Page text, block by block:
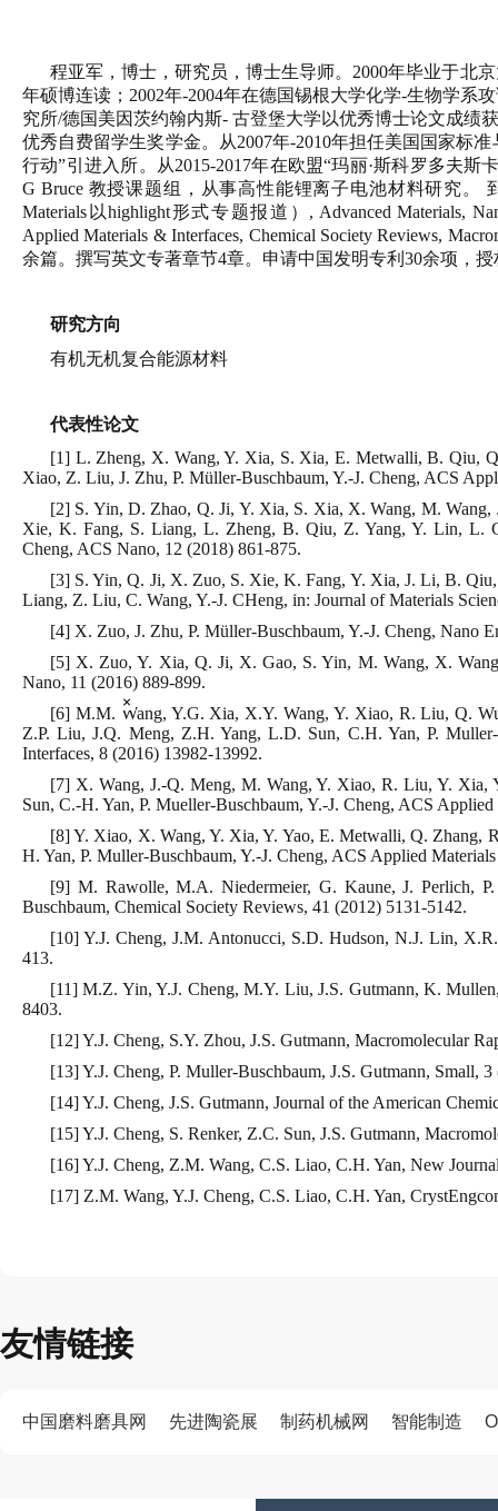
程亚军，博士，研究员，博士生导师。 2000年毕业于北
年硕博连读；2002年-2004年在德国锡根大学化学-生物学系
究所/德国美因茨约翰内斯- 古登堡大学以优秀博士论文成绩
优秀自费留学生奖学金。从2007年-2010年担任美国国家标
行动”引进入所。从2015-2017年在欧盟“玛丽·斯科罗多夫斯
G Bruce 教授课题组，从事高性能锂离子电池材料研究。
Materials以highlight形式专题报道）, Advanced Materials,
Applied Materials & Interfaces, Chemical Society Reviews,
余篇。撰写英文专著章节4章。申请中国发明专利30余项，授
研究方向
有机无机复合能源材料
代表性论文
[1] L. Zheng, X. Wang, Y. Xia, S. Xia, E. Metwalli, B. Qiu,
Xiao, Z. Liu, J. Zhu, P. Müller-Buschbaum, Y.-J. Cheng, ACS
[2] S. Yin, D. Zhao, Q. Ji, Y. Xia, S. Xia, X. Wang, M.
Xie, K. Fang, S. Liang, L. Zheng, B. Qiu, Z. Yang, Y. Lin, L.
Cheng, ACS Nano, 12 (2018) 861-875.
[3] S. Yin, Q. Ji, X. Zuo, S. Xie, K. Fang, Y. Xia, J. Li, B.
Liang, Z. Liu, C. Wang, Y.-J. CHeng, in: Journal of Materials
[4] X. Zuo, J. Zhu, P. Müller-Buschbaum, Y.-J. Cheng, Nano
[5] X. Zuo, Y. Xia, Q. Ji, X. Gao, S. Yin, M. Wang, X.
Nano, 11 (2016) 889-899.
[6] M.M. Wang, Y.G. Xia, X.Y. Wang, Y. Xiao, R. Liu, Q.
Z.P. Liu, J.Q. Meng, Z.H. Yang, L.D. Sun, C.H. Yan, P.
Interfaces, 8 (2016) 13982-13992.
[7] X. Wang, J.-Q. Meng, M. Wang, Y. Xiao, R. Liu, Y.
Sun, C.-H. Yan, P. Mueller-Buschbaum, Y.-J. Cheng, ACS
[8] Y. Xiao, X. Wang, Y. Xia, Y. Yao, E. Metwalli, Q.
H. Yan, P. Muller-Buschbaum, Y.-J. Cheng, ACS Applied
[9] M. Rawolle, M.A. Niedermeier, G. Kaune, J. Perlich,
Buschbaum, Chemical Society Reviews, 41 (2012) 5131-5142.
[10] Y.J. Cheng, J.M. Antonucci, S.D. Hudson, N.J. Lin,
413.
[11] M.Z. Yin, Y.J. Cheng, M.Y. Liu, J.S. Gutmann, K.
8403.
[12] Y.J. Cheng, S.Y. Zhou, J.S. Gutmann, Macromolecular
[13] Y.J. Cheng, P. Muller-Buschbaum, J.S. Gutmann, Small,
[14] Y.J. Cheng, J.S. Gutmann, Journal of the American
[15] Y.J. Cheng, S. Renker, Z.C. Sun, J.S. Gutmann,
[16] Y.J. Cheng, Z.M. Wang, C.S. Liao, C.H. Yan, New
[17] Z.M. Wang, Y.J. Cheng, C.S. Liao, C.H. Yan,
友情链接
中国磨料磨具网 先进陶瓷展 制药机械网 智能制造
×